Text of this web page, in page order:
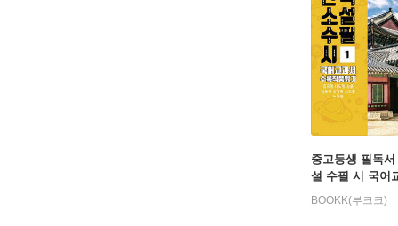
중고등생 필독
설 수필 시 국어
수록 작품 읽기 1
BOOKK(부크크)